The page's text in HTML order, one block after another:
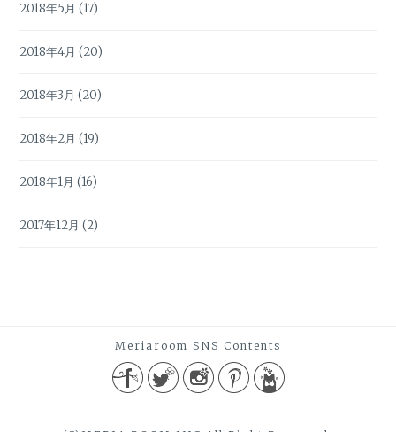
2018年5月 (17)
2018年4月 (20)
2018年3月 (20)
2018年2月 (19)
2018年1月 (16)
2017年12月 (2)
Meriaroom SNS Contents